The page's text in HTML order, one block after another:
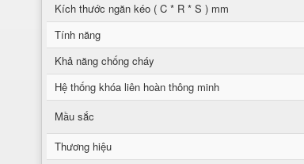
Kích thước ngăn kéo ( C * R * S ) mm
Tính năng
Khả năng chống cháy
Hệ thống khóa liên hoàn thông minh
Mầu sắc
Thương hiệu